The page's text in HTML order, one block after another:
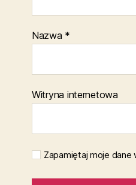
Nazwa *
Witryna internetowa
Zapamiętaj moje